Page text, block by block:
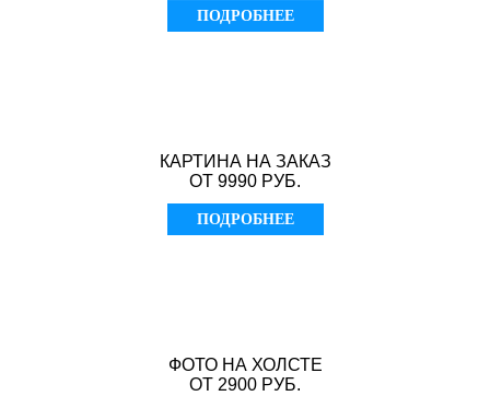
ПОДРОБНЕЕ
КАРТИНА НА ЗАКАЗ
ОТ 9990 РУБ.
ПОДРОБНЕЕ
ФОТО НА ХОЛСТЕ
ОТ 2900 РУБ.